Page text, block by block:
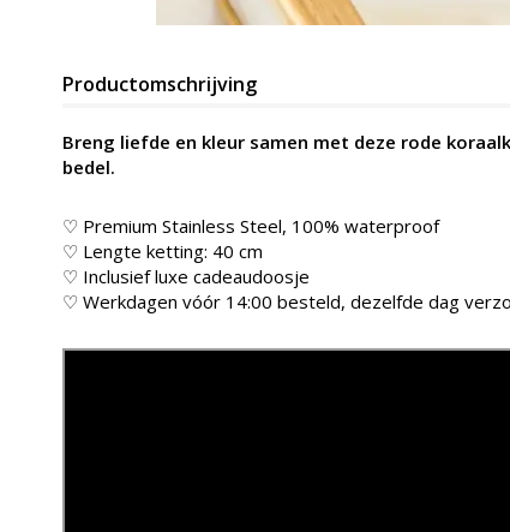
Productomschrijving
Breng liefde en kleur samen met deze rode
bedel.
♡ Premium Stainless Steel, 100% waterproof
♡ Lengte ketting: 40 cm
♡ Inclusief luxe cadeaudoosje
♡ Werkdagen vóór 14:00 besteld, dezelfde dag